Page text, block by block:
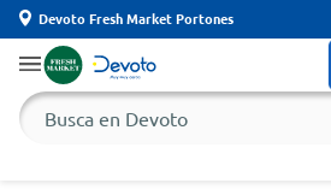
Devoto Fresh Market Portones